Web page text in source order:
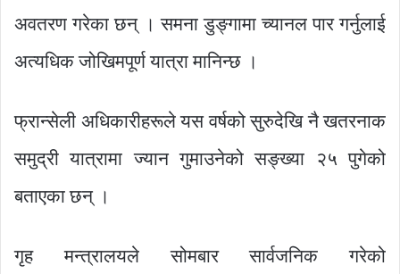
अवतरण गरेका छन् । समना डुङ्गामा च्यानल पार गर्नुलाई
अत्यधिक जोखिमपूर्ण यात्रा मानिन्छ ।
फ्रान्सेली अधिकारीहरूले यस वर्षको सुरुदेखि नै खतरनाक
समुद्री यात्रामा ज्यान गुमाउनेको सङ्ख्या २५ पुगेको
बताएका छन् ।
गृह मन्त्रालयले सोमबार सार्वजनिक गरेको